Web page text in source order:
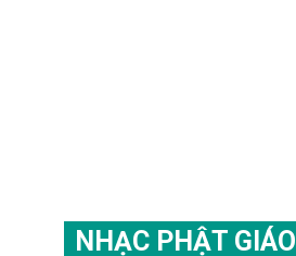
NHẠC PHẬT GIÁO